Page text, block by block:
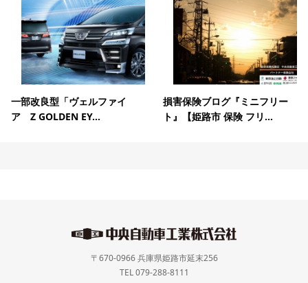
一部改良型「ヴェルファイ
ア Z GOLDEN EY...
損害保険ブログ『ミニフリー
ト』【姫路市 保険 フリ...
〒670-0966 兵庫県姫路市延末256
TEL 079-288-8111